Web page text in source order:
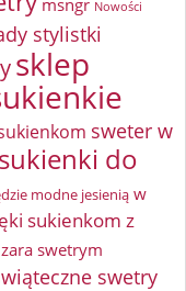
Nowości
stylistki
sklep
sweter w
do
modne jesienią w
sukienkom z
zara swetrym
swetry